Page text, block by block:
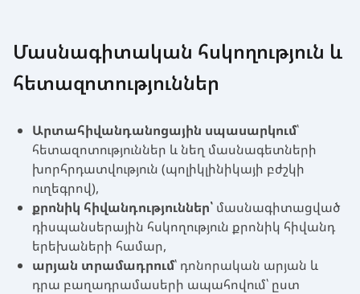
Մասնագիտական հսկողություն և
հետազոտություններ
Արտահիվանդանոցային սպասարկում՝
հետազոտություններ և նեղ մասնագետների
խորհրդատվություն (պոլիկլինիկայի բժշկի
ուղեգրով),
քրոնիկ հիվանդություններ՝ մասնագիտացված
դիսպանսերային հսկողություն քրոնիկ հիվանդ
երեխաների համար,
արյան տրամադրում՝ դոնորական արյան և
դրա բաղադրամասերի ապահովում՝ ըստ